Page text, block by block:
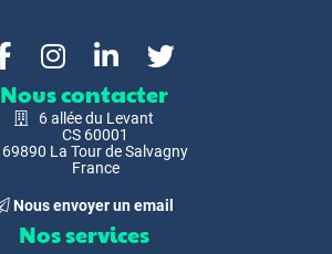
Nous contacter
6 allée du Levant
CS 60001
69890 La Tour de Salvagny
France
Nous envoyer un email
Nos services